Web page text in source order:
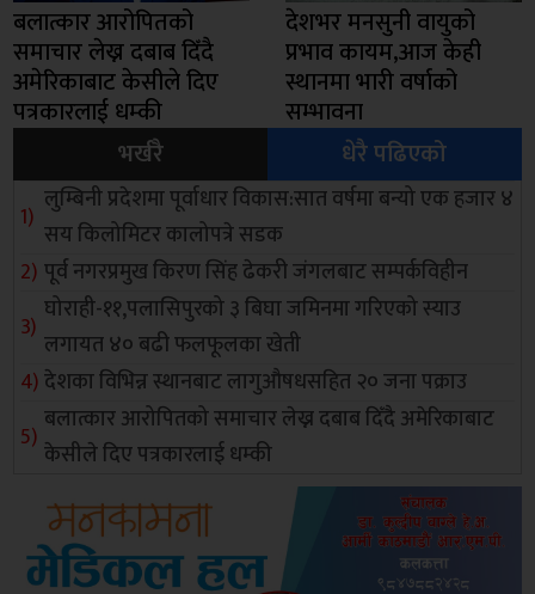
बलात्कार आरोपितको
समाचार लेख्न दबाब दिँदै
अमेरिकाबाट केसीले दिए
पत्रकारलाई धम्की
देशभर मनसुनी वायुको
प्रभाव कायम,आज केही
स्थानमा भारी वर्षाको
सम्भावना
भर्खरै
धेरै पढिएको
लुम्बिनी प्रदेशमा पूर्वाधार विकास:सात वर्षमा बन्यो एक हजार ४
सय किलोमिटर कालोपत्रे सडक
पूर्व नगरप्रमुख किरण सिंह ढेकरी जंगलबाट सम्पर्कविहीन
घोराही-११,पलासिपुरको ३ बिघा जमिनमा गरिएको स्याउ
लगायत ४० बढी फलफूलका खेती
देशका विभिन्न स्थानबाट लागुऔषधसहित २० जना पक्राउ
बलात्कार आरोपितको समाचार लेख्न दबाब दिँदै अमेरिकाबाट
केसीले दिए पत्रकारलाई धम्की